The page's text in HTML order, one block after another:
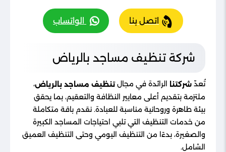
اتصل بنا الواتساب
شركة تنظيف مساجد بالرياض
تُعدّ شركتنا الرائدة في مجالتنظيف مساجد بالرياض،
ملتزمة بتقديم أعلى معايير النظافة والتعقيم، بما يحقق
بيئة طاهرة وروحانية مناسبة للعبادة. نقدم باقة متكاملة
من خدمات التنظيف التي تلبي احتياجات المساجد الكبيرة
والصغيرة، بدءًا من التنظيف اليومي وحتى التنظيف العميق
الشامل.